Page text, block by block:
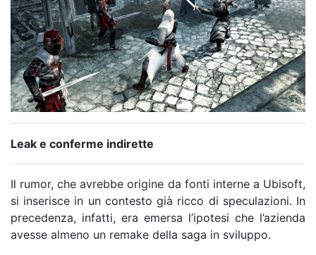
Leak e conferme indirette
Il rumor, che avrebbe origine da fonti interne a Ubisoft,
si inserisce in un contesto già ricco di speculazioni. In
precedenza, infatti, era emersa l’ipotesi che l’azienda
avesse almeno un remake della saga in sviluppo.